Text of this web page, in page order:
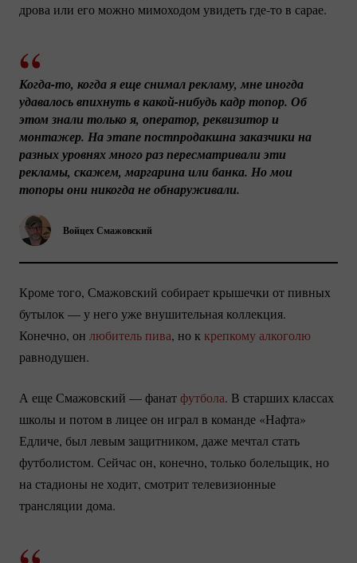
дрова или его можно мимоходом увидетьгде-тов сарае.
Войцех Смажовский
Когда-то, когда я еще снимал рекламу, мне иногда
удавалось впихнуть в какой-нибудь кадр топор. Об
этом знали только я, оператор, реквизитор и
монтажер. На этапе постпродакшна заказчики на
разных уровнях много раз пересматривали эти
рекламы, скажем, маргарина или банка. Но мои
топоры они никогда не обнаруживали.
Кроме того, Смажовский собирает крышечки от пивных
бутылок — у него уже внушительная коллекция.
Конечно, он любитель пива, но к крепкому алкоголю
равнодушен.
А еще Смажовский — фанатфутбола. В старших классах
школы и потом в лицее он играл в команде «Нафта»
Едличе, был левым защитником, даже мечтал стать
футболистом. Сейчас он, конечно, только болельщик, но
на стадионы не ходит, смотрит телевизионные
трансляции дома.